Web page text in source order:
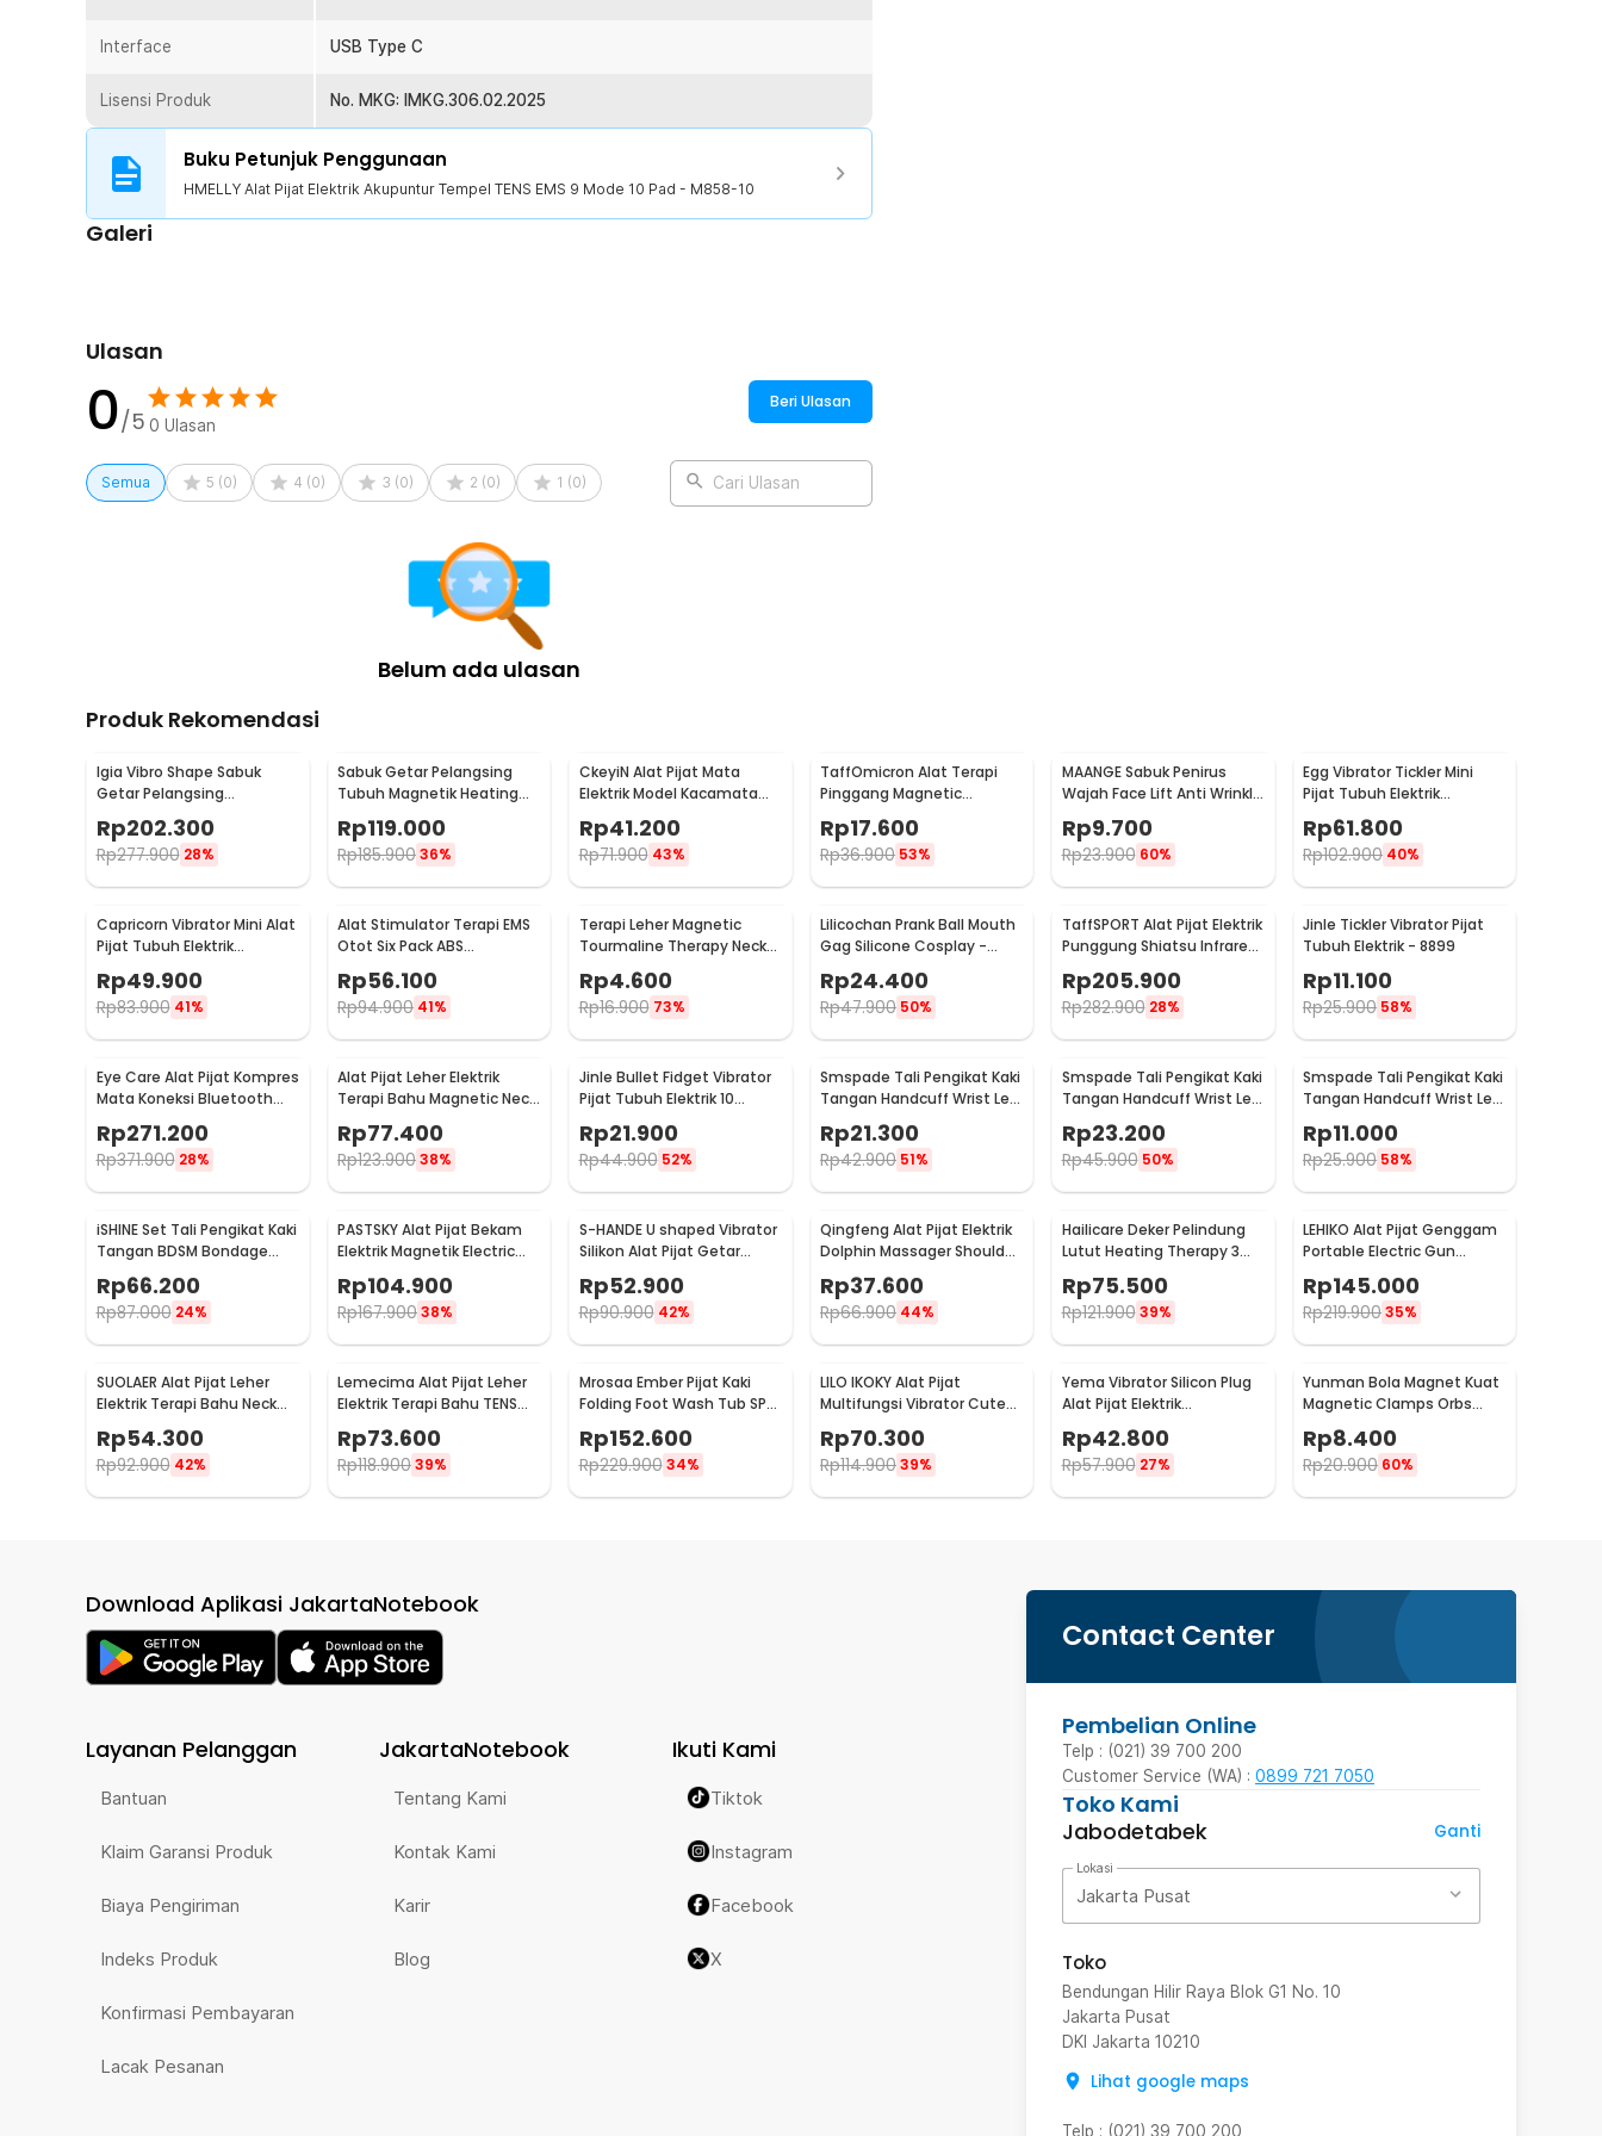
Rincian yang Anda dapatkan untuk pembelian produk ini:
10 x Pad Elektroda
2 x Kabel Pad Elektroda
1 x Panduan Penggunaan
Interface USB Type C
Lisensi Produk No. MKG: IMKG.306.02.2025
Buku Petunjuk Penggunaan
HMELLY Alat Pijat Elektrik Akupuntur Tempel TENS EMS 9 Mode 10 Pad - M858-10
Galeri
Ulasan
0/5 0 Ulasan
Beri Ulasan
Semua 5 (0) 4 (0) 3 (0) 2 (0) 1 (0) Cari Ulasan
Belum ada ulasan
Produk Rekomendasi
Igia Vibro Shape Sabuk
Getar Pelangsing
Professional Slimming 55W
- MC0138
Rp202.300
Rp277.900 28%
Sabuk Getar Pelangsing
Tubuh Magnetik Heating
X5
Rp119.000
Rp185.90036%
CkeyiN Alat Pijat Mata
Elektrik Model Kacamata
Rp41.200
Rp71.900 43%
TaffOmicron Alat Terapi
Pinggang Magnetic
Tourmaline Nylon Size L
Rp17.600
Rp36.900 53%
MAANGE Sabuk Penirus
Wajah Face Lift Anti Wrinkle
Rp9.700
Rp23.900 60%
Egg Vibrator Tickler Mini
Pijat Tubuh Elektrik
Multifungsi with Remote -
11829
Rp61.800
Rp102.900 40%
Capricorn Vibrator Mini Alat
Pijat Tubuh Elektrik
Rp49.900
Rp83.900 41%
Alat Stimulator Terapi EMS
Otot Six Pack ABS
Abdominal Muscle - 068R2
Rp56.100
Rp94.900 41%
Terapi Leher Magnetic
Tourmaline Therapy Neck
Massager - DA-3484
Rp4.600
Rp16.900 73%
Lilicochan Prank Ball Mouth
Gag Silicone Cosplay -
Rp24.400
Rp47.900 50%
TaffSPORT Alat Pijat Elektrik
Punggung Shiatsu Infrared
Rp205.900
Rp282.900 28%
Jinle Tickler Vibrator Pijat
Tubuh Elektrik - 8899
Rp11.100
Rp25.900 58%
Eye Care Alat Pijat Kompres
Mata Koneksi Bluetooth
Rp271.200
Rp371.900 28%
Alat Pijat Leher Elektrik
Terapi Bahu Magnetic Neck
Rp77.400
Rp123.90038%
Jinle Bullet Fidget Vibrator
Pijat Tubuh Elektrik 10
Rp21.900
Rp44.900 52%
Smspade Tali Pengikat Kaki
Tangan Handcuff Wrist Leg
BDSM - PCT4
Rp21.300
Rp42.900 51%
Smspade Tali Pengikat Kaki
Tangan Handcuff Wrist Leg
BDSM - 00632
Rp23.200
Rp45.900 50%
Smspade Tali Pengikat Kaki
Tangan Handcuff Wrist Leg
Rp11.000
Rp25.900 58%
iSHINE Set Tali Pengikat Kaki
Tangan BDSM Bondage
Sets Rope - BD15
Rp66.200
Rp87.000 24%
PASTSKY Alat Pijat Bekam
Elektrik Magnetik Electric
Rp104.900
Rp167.90038%
S-HANDE U shaped Vibrator
Silikon Alat Pijat Getar
Rp52.900
Rp90.900 42%
Qingfeng Alat Pijat Elektrik
Dolphin Massager Shoulder
Vibration USB - HK668
Rp37.600
Rp66.900 44%
Hailicare Deker Pelindung
Lutut Heating Therapy 3
Rp75.500
Rp121.900 39%
LEHIKO Alat Pijat Genggam
Portable Electric Gun
KH-320
Rp145.000
Rp219.90035%
SUOLAER Alat Pijat Leher
Elektrik Terapi Bahu Neck
Massager - KS-996-1D
Rp54.300
Rp92.900 42%
Lemecima Alat Pijat Leher
Elektrik Terapi Bahu TENS
Neck Massager - JT-808
Rp73.600
Rp118.90039%
Mrosaa Ember Pijat Kaki
Folding Foot Wash Tub SPA
Sauna Massage Bucket -
7981
Rp152.600
Rp229.900 34%
LILO IKOKY Alat Pijat
Multifungsi Vibrator Cute
Pig Electric - HL-1907
Rp70.300
Rp114.90039%
Yema Vibrator Silicon Plug
Alat Pijat Elektrik
Multifungsi - A1582
Rp42.800
Rp57.900 27%
Yunman Bola Magnet Kuat
Magnetic Clamps Orbs
Multifungsi 1cm 2 PCS -
BD05
Rp8.400
Rp20.900 60%
Contact Center
Pembelian Online
Telp : (021) 39 700 200
Customer Service (WA) : 0899 721 7050
Toko Kami
Jabodetabek
Ganti
Lokasi
Jakarta Pusat
Toko
Bendungan Hilir Raya Blok G1 No. 10
Jakarta Pusat
DKI Jakarta 10210
Lihat google maps
Telp : (021) 39 700 200
Download Aplikasi JakartaNotebook
Layanan Pelanggan
Bantuan
Klaim Garansi Produk
Biaya Pengiriman
Indeks Produk
Konfirmasi Pembayaran
Lacak Pesanan
JakartaNotebook
Tentang Kami
Kontak Kami
Karir
Blog
Ikuti Kami
Tiktok
Instagram
Facebook
X